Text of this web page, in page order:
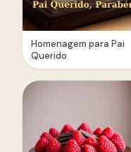
Homenagem para Pai
Querido